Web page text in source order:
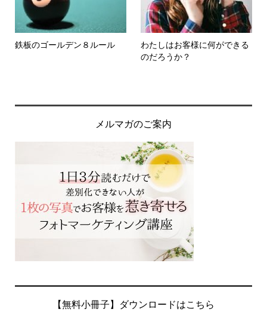
鉄板のゴールデン８ルール
わたしはお客様に何ができる
のだろうか？
メルマガのご案内
【無料小冊子】ダウンロードはこちら